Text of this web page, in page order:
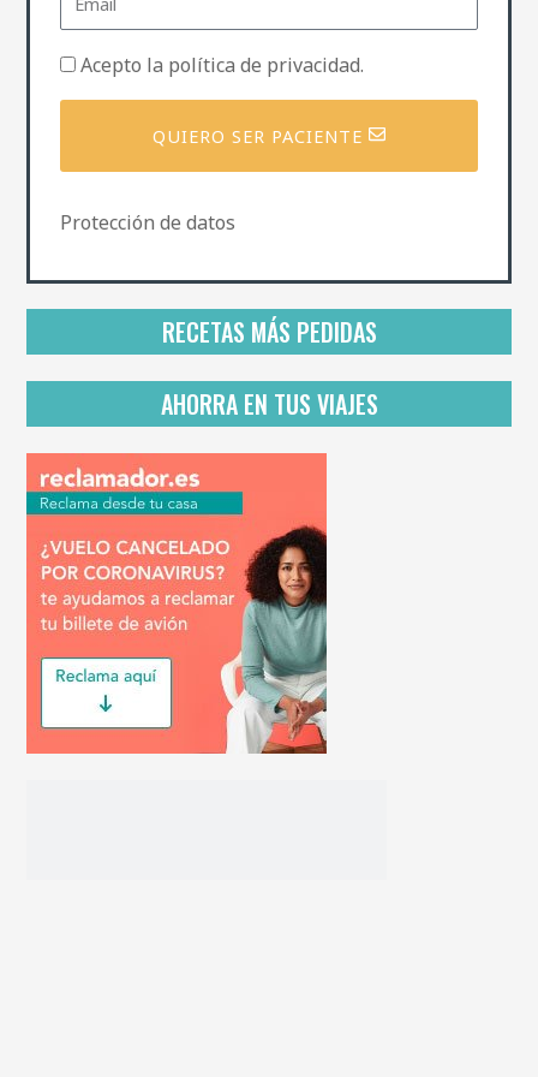
a
i
lP
l
i
a
d
p
c
d
a
d
Acepto la política de privacidad.
QUIERO SER PACIENTE
Protección de datos
RECETAS MÁS PEDIDAS
AHORRA EN TUS VIAJES